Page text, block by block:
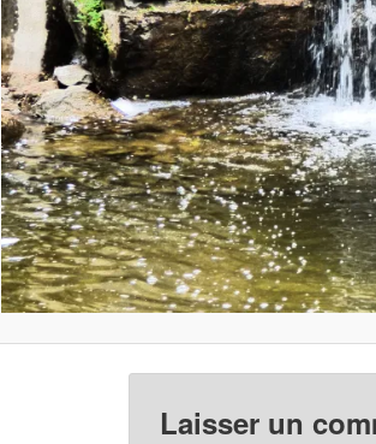
Laisser un